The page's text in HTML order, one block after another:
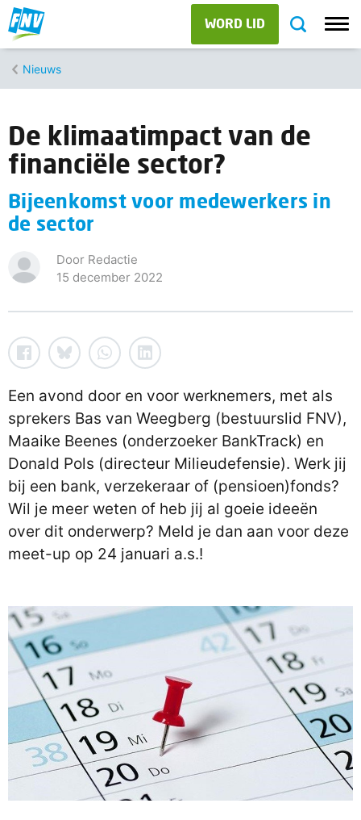
WORD LID
Nieuws
De klimaatimpact van de
financiële sector?
Bijeenkomst voor medewerkers in
de sector
Door Redactie
15 december 2022
Een avond door en voor werknemers, met als
sprekers Bas van Weegberg (bestuurslid FNV),
Maaike Beenes (onderzoeker BankTrack) en
Donald Pols (directeur Milieudefensie). Werk jij
bij een bank, verzekeraar of (pensioen)fonds?
Wil je meer weten of heb jij al goeie ideeën
over dit onderwerp? Meld je dan aan voor deze
meet-up op 24 januari a.s.!